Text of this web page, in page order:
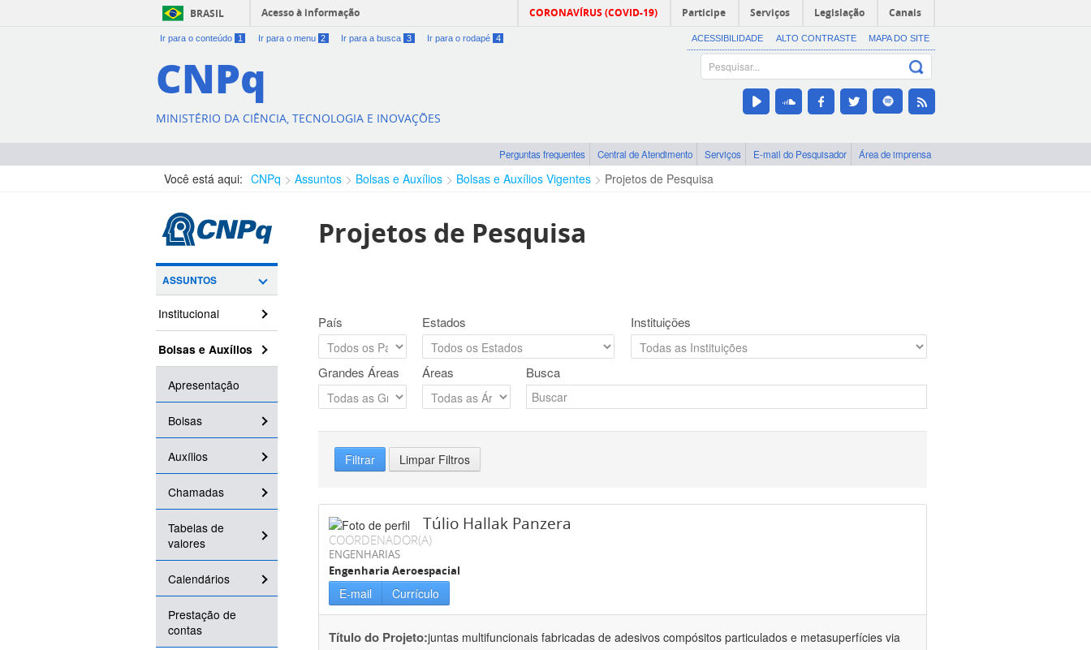
BRASIL Acesso à informação CORONAVÍRUS (COVID-19) Participe Serviços Legislação Canais
Ir para o conteúdo 1 Ir para o menu 2 Ir para a busca 3 Ir para o rodapé 4 ACESSIBILIDADE ALTO CONTRASTE MAPA DO SITE
CNPq
MINISTÉRIO DA CIÊNCIA, TECNOLOGIA E INOVAÇÕES
Perguntas frequentes Central de Atendimento Serviços E-mail do Pesquisador Área de imprensa
Você está aqui: CNPq Assuntos Bolsas e Auxílios Bolsas e Auxílios Vigentes Projetos de Pesquisa
ASSUNTOS
Institucional
Bolsas e Auxílios
Apresentação
Bolsas
Auxílios
Chamadas
Tabelas de
valores
Calendários
Prestação de
contas
Projetos de Pesquisa
País Estados Instituições
Grandes Áreas Áreas Busca
Filtrar Limpar Filtros
Túlio Hallak Panzera
COORDENADOR(A)
ENGENHARIAS
Engenharia Aeroespacial
E-mail Currículo
Título do Projeto:juntas multifuncionais fabricadas de adesivos compósitos particulados e metasuperfícies via